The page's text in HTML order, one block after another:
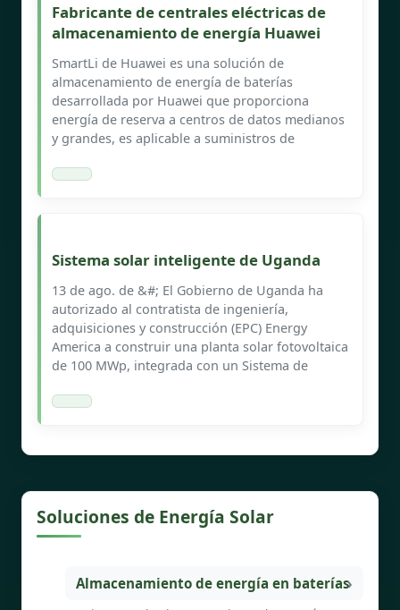
Fabricante de centrales eléctricas de
almacenamiento de energía Huawei
SmartLi de Huawei es una solución de
almacenamiento de energía de baterías
desarrollada por Huawei que proporciona
energía de reserva a centros de datos medianos
y grandes, es aplicable a suministros de
Sistema solar inteligente de Uganda
13 de ago. de &#; El Gobierno de Uganda ha
autorizado al contratista de ingeniería,
adquisiciones y construcción (EPC) Energy
America a construir una planta solar fotovoltaica
de 100 MWp, integrada con un Sistema de
Soluciones de Energía Solar
Almacenamiento de energía en baterías